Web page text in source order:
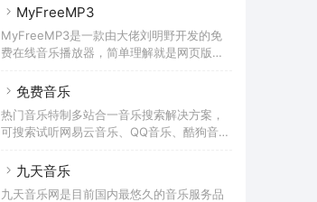
质）、歌曲格式等等，从标准音质到超高音
质到可以找到，接近搜索引擎的体验，非常
方便。在曲库方面尝试了下，一些小众的歌
试听，不过仅限在当前页面。如果要下载歌
曲的话，
电台、特色榜单等功能。汽水音乐在软件支
Windows、Macos客户端。与腾讯音乐相
比，汽水音乐的曲库数量略微少了点。与 酷
VIP会员的活动，截止时间目前没有说明。对
于白嫖的活动，硬核君肯定不会让大家错
过。所以，硬核君特意整理了免费领取（白
取VIP后，无论是手机还
MyFreeMP3
MyFreeMP3是一款由大佬刘明野开发的免
费在线音乐播放器，简单理解就是网页版的
的歌曲都是可以在线免费试听，也有不少歌
酷狗、酷我等产品的版权音乐。在
MyFreeMP3除了在线听歌外，你也可以下
载。
免费音乐
热门音乐特制多站合一音乐搜索解决方案，
可搜索试听网易云音乐、QQ音乐、酷狗音
音乐、荔枝FM、蜻蜓FM、喜马拉雅FM等免
九天音乐
九天音乐网是目前国内最悠久的音乐服务品